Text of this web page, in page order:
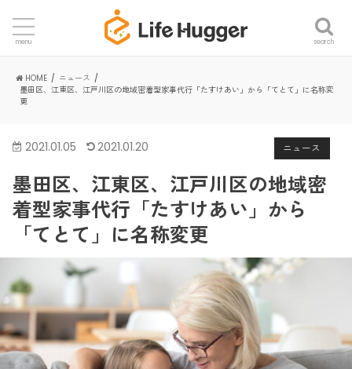
search
menu
HOME
ニュース
墨田区、江東区、江戸川区の地域密着型家事代行「たすけあい」から「てとて」に名称変
更
ニュース
2021.01.05 2021.01.20
墨田区、江東区、江戸川区の地域密
着型家事代行「たすけあい」から
「てとて」に名称変更